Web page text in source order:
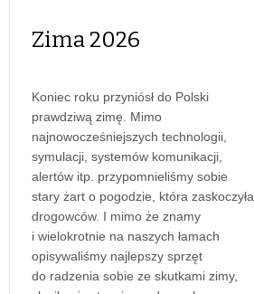
Zima 2026
Koniec roku przyniósł do Polski
prawdziwą zimę. Mimo
najnowocześniejszych technologii,
symulacji, systemów komunikacji,
alertów itp. przypomnieliśmy sobie
stary żart o pogodzie, która zaskoczyła
drogowców. I mimo że znamy
i wielokrotnie na naszych łamach
opisywaliśmy najlepszy sprzęt
do radzenia sobie ze skutkami zimy,